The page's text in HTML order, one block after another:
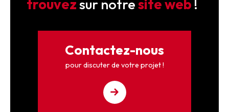
trouvezsur notresite web !
Contactez-nous
pour discuter de votre projet !